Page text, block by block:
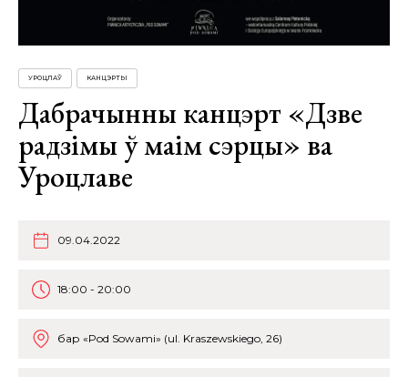
УРОЦЛАЎ КАНЦЭРТЫ
Дабрачынны канцэрт «Дзве
радзімы ў маім сэрцы» ва
Уроцлаве
09.04.2022
18:00 - 20:00
бар «Pod Sowami» (ul. Kraszewskiego, 26)